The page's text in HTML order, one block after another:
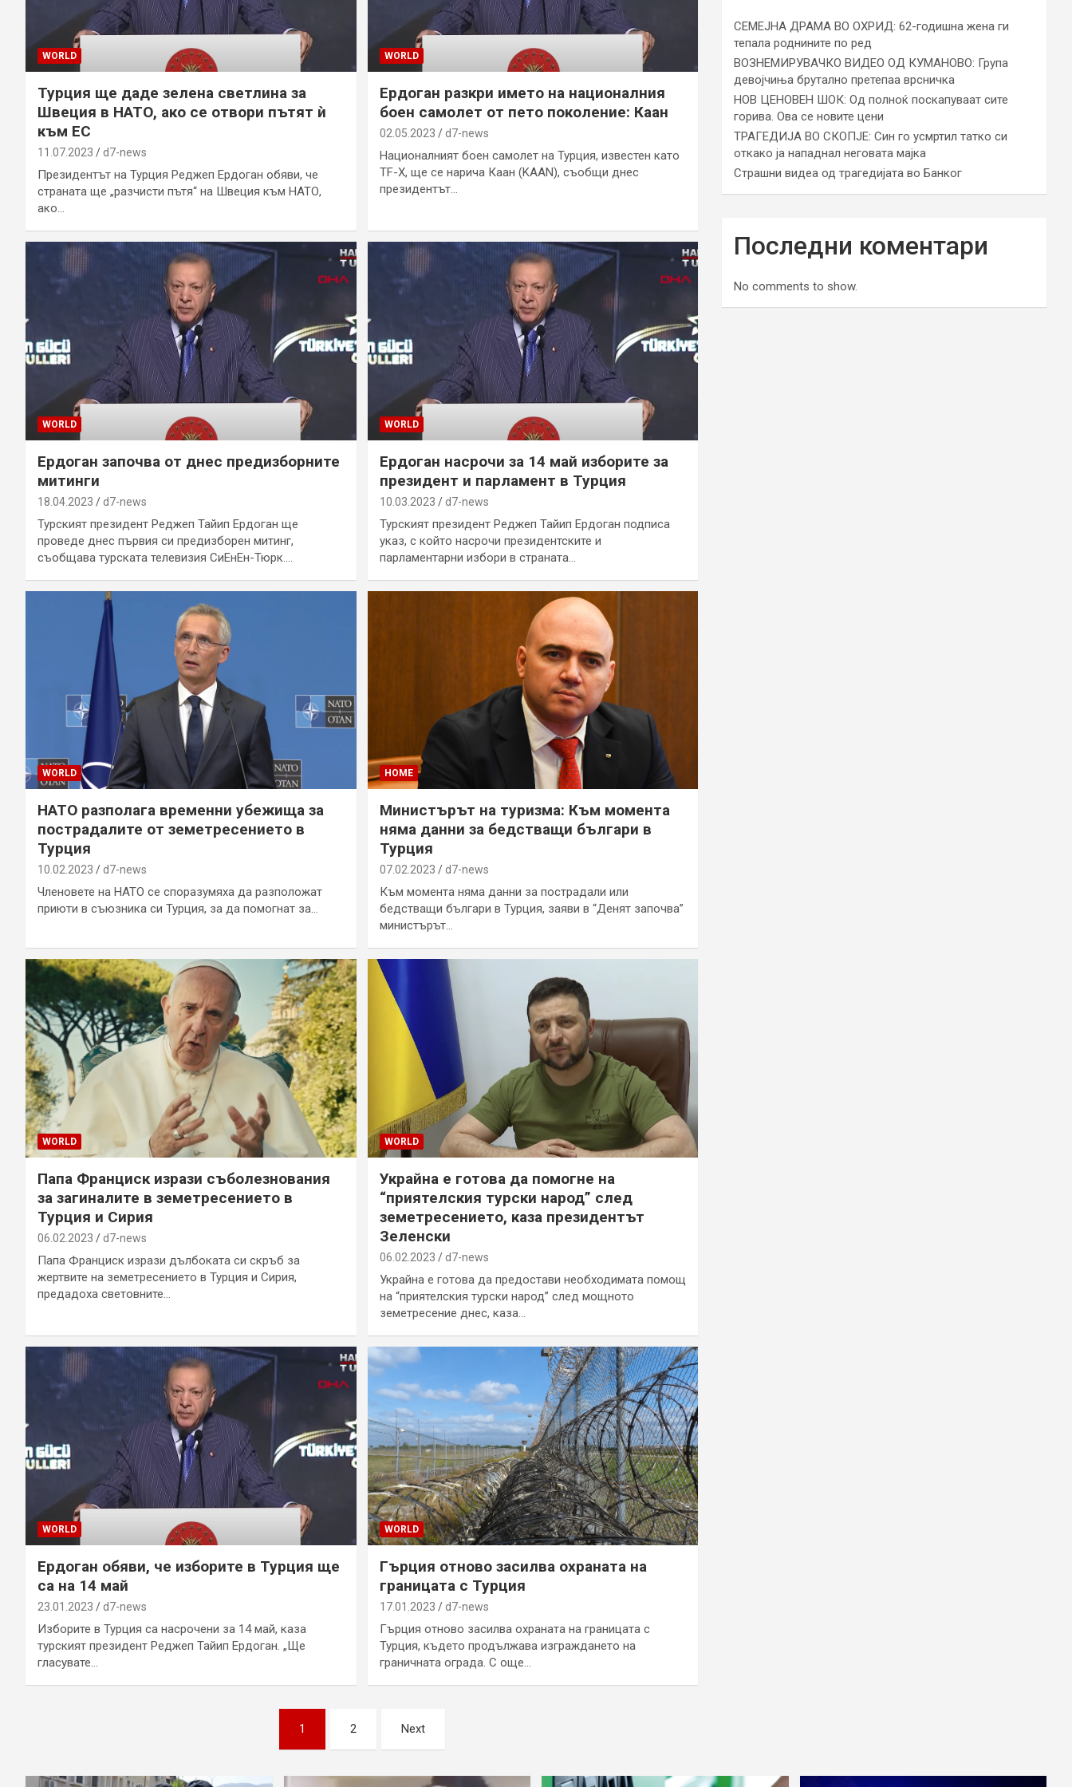
WORLD
Турция ще даде зелена светлина за
Швеция в НАТО, ако се отвори пътят ѝ
към ЕС
11.07.2023 d7-news
Президентът на Турция Реджеп Ердоган обяви, че
страната ще „разчисти пътя“ на Швеция към НАТО,
ако…
WORLD
Ердоган разкри името на националния
боен самолет от пето поколение: Каан
02.05.2023 d7-news
Националният боен самолет на Турция, известен като
TF-X, ще се нарича Каан (KAAN), съобщи днес
президентът…
WORLD
Ердоган започва от днес предизборните
митинги
18.04.2023 d7-news
Турският президент Реджеп Тайип Ердоган ще
проведе днес първия си предизборен митинг,
съобщава турската телевизия СиЕнЕн-Тюрк.…
WORLD
Ердоган насрочи за 14 май изборите за
президент и парламент в Турция
10.03.2023 d7-news
Турският президент Реджеп Тайип Ердоган подписа
указ, с който насрочи президентските и
парламентарни избори в страната…
WORLD
НАТО разполага временни убежища за
пострадалите от земетресението в
Турция
10.02.2023 d7-news
Членовете на НАТО се споразумяха да разположат
приюти в съюзника си Турция, за да помогнат за…
HOME
Министърът на туризма: Към момента
няма данни за бедстващи българи в
Турция
07.02.2023 d7-news
Към момента няма данни за пострадали или
бедстващи българи в Турция, заяви в “Денят започва”
министърът…
WORLD
Папа Франциск изрази съболезнования
за загиналите в земетресението в
Турция и Сирия
06.02.2023 d7-news
Папа Франциск изрази дълбоката си скръб за
жертвите на земетресението в Турция и Сирия,
предадоха световните…
WORLD
Украйна е готова да помогне на
“приятелския турски народ” след
земетресението, каза президентът
Зеленски
06.02.2023 d7-news
Украйна е готова да предостави необходимата помощ
на “приятелския турски народ” след мощното
земетресение днес, каза…
WORLD
Ердоган обяви, че изборите в Турция ще
са на 14 май
23.01.2023 d7-news
Изборите в Турция са насрочени за 14 май, каза
турският президент Реджеп Тайип Ердоган. „Ще
гласувате…
WORLD
Гърция отново засилва охраната на
границата с Турция
17.01.2023 d7-news
Гърция отново засилва охраната на границата с
Турция, където продължава изграждането на
граничната ограда. С още…
1 2 Next
СЕМЕЈНА ДРАМА ВО ОХРИД: 62-годишна жена ги
тепала роднините по ред
ВОЗНЕМИРУВАЧКО ВИДЕО ОД КУМАНОВО: Група
девојчиња брутално претепаа врсничка
НОВ ЦЕНОВЕН ШОК: Од полноќ поскапуваат сите
горива. Ова се новите цени
ТРАГЕДИЈА ВО СКОПЈЕ: Син го усмртил татко си
откако ја нападнал неговата мајка
Страшни видеа од трагедијата во Банког
Последни коментари
No comments to show.